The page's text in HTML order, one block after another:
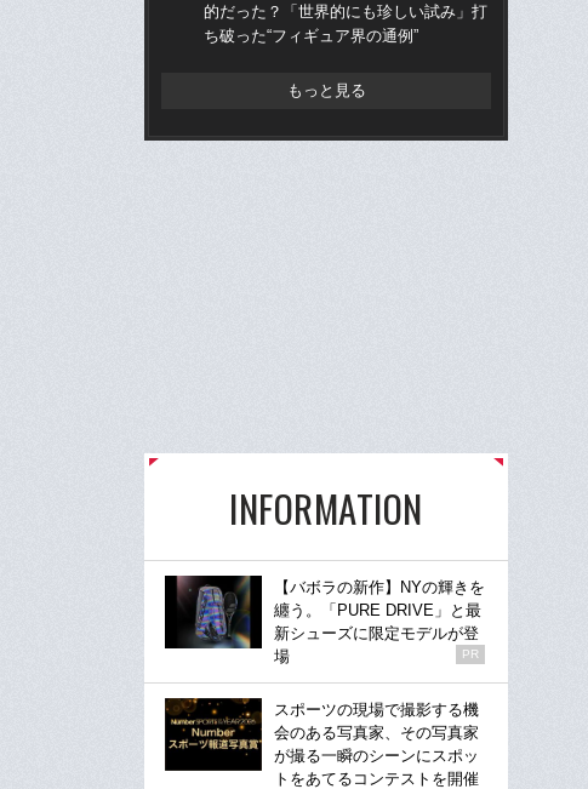
的だった？「世界的にも珍しい試み」打
ち破った“フィギュア界の通例”
もっと見る
INFORMATION
【バボラの新作】NYの輝きを
纏う。「PURE DRIVE」と最
新シューズに限定モデルが登
場
PR
スポーツの現場で撮影する機
会のある写真家、その写真家
が撮る一瞬のシーンにスポッ
トをあてるコンテストを開催